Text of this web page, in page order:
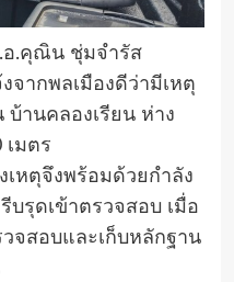
อ.คุณิน ชุ่มจำรัส
จากพลเมืองดีว่ามีเหตุ
านคลองเรียน ห่าง
มตร
หตุจึงพร้อมด้วยกำลัง
บรุดเข้าตรวจสอบ เมื่อ
วจสอบและเก็บหลักฐาน